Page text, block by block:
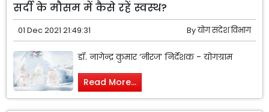
सर्दी के मौसम में कैसे रहें स्वस्थ?
01 Dec 2021 21:49:31 Byयोग संदेश विभाग
डॉ. नागेन्द्र कुमार ‘नीरज’ निर्देशक - योगग्राम
Read More...